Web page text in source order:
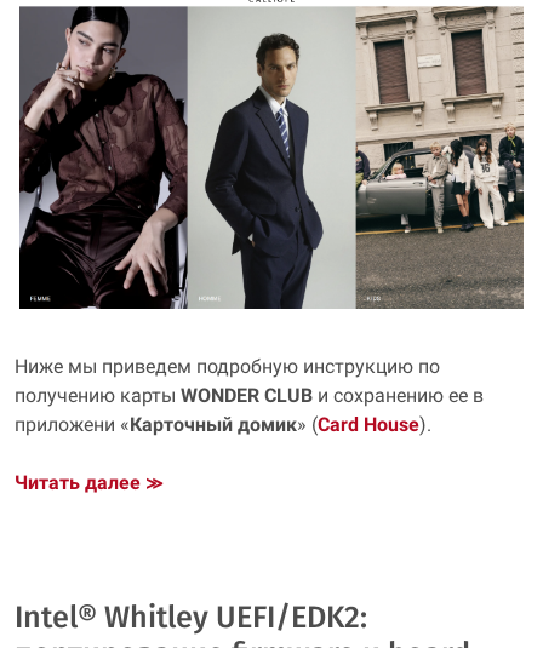
Ниже мы приведем подробную инструкцию по
получению карты WONDER CLUB и сохранению ее в
приложени «Карточный домик» (Card House).
Читать далее ≫
Intel® Whitley UEFI/EDK2: